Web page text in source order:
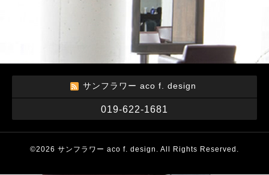
サンフラワー aco f. design
019-622-1681
©2026 サンフラワー aco f. design . All Rights Reserved.